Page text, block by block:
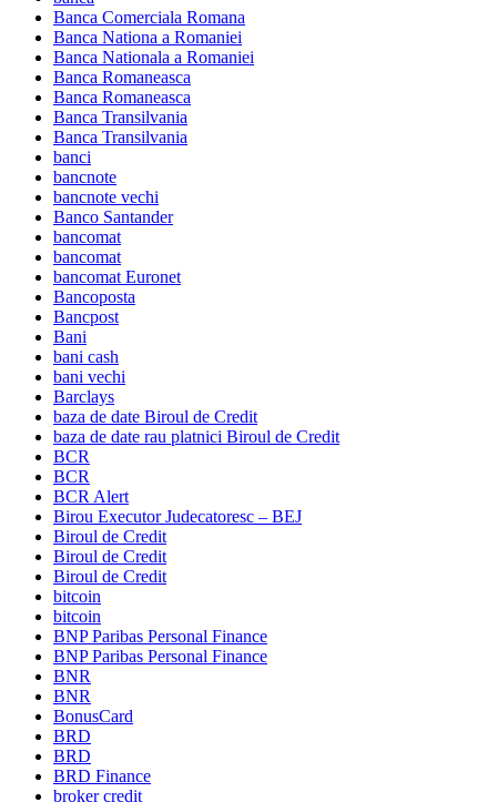
Banca Comerciala Romana
Banca Nationa a Romaniei
Banca Nationala a Romaniei
Banca Romaneasca
Banca Romaneasca
Banca Transilvania
Banca Transilvania
banci
bancnote
bancnote vechi
Banco Santander
bancomat
bancomat
bancomat Euronet
Bancoposta
Bancpost
Bani
bani cash
bani vechi
Barclays
baza de date Biroul de Credit
baza de date rau platnici Biroul de Credit
BCR
BCR
BCR Alert
Birou Executor Judecatoresc – BEJ
Biroul de Credit
Biroul de Credit
Biroul de Credit
bitcoin
bitcoin
BNP Paribas Personal Finance
BNP Paribas Personal Finance
BNR
BNR
BonusCard
BRD
BRD
BRD Finance
broker credit